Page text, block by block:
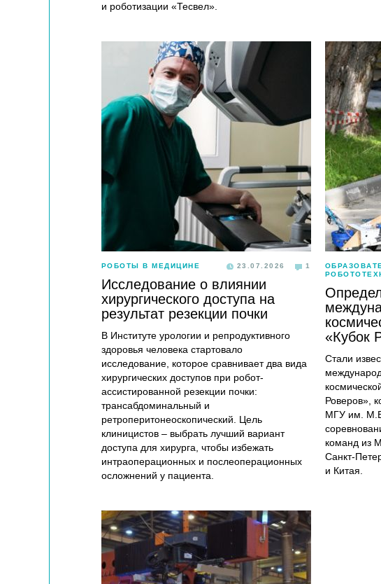
и роботизации «Тесвел».
РОБОТЫ В МЕДИЦИНЕ 23.07.2026 1
Исследование о влиянии
хирургического доступа на
результат резекции почки
В Институте урологии и репродуктивного
здоровья человека стартовало
исследование, которое сравнивает два вида
хирургических доступов при робот-
ассистированной резекции почки:
трансабдоминальный и
ретроперитонеоскопический. Цель
клиницистов – выбрать лучший вариант
доступа для хирурга, чтобы избежать
интраоперационных и послеоперационных
осложнений у пациента.
«Кубок
Стали
Роверов»,
МГУ им.
команд из
Санкт-
и Китая.